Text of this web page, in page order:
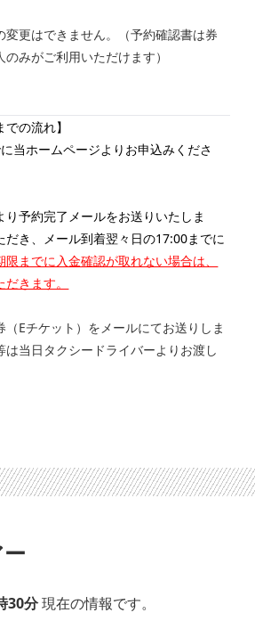
変更はできません。（予約確認書は券
みがご利用いただけます）
の流れ】
当ホームページよりお申込みくださ
り予約完了メールをお送りいたしま
だき、メール到着翌々日の17:00までに
限までに入金確認が取れない場合は、
きます。
Eチケット）をメールにてお送りしま
は当日タクシードライバーよりお渡し
30分現在の情報です。